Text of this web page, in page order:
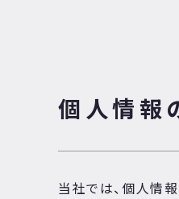
個人情報
当社では、個人情